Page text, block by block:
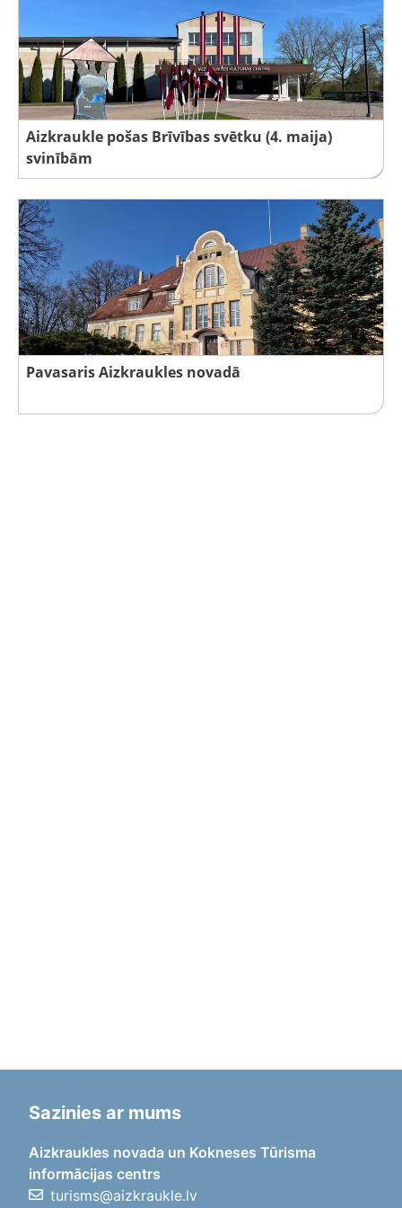
Aizkraukle pošas Brīvības svētku (4. maija)
svinībām
Pavasaris Aizkraukles novadā
Sazinies ar mums
Aizkraukles novada un Kokneses Tūrisma
informācijas centrs
turisms@aizkraukle.lv